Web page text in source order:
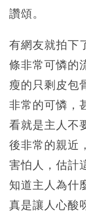
讚頌。
有網友就拍下
條非常可憐的
瘦的只剩皮包
非常的可憐，
看就是主人不
後非常的親近
害怕人，估計
知道主人為什
真是讓人心酸